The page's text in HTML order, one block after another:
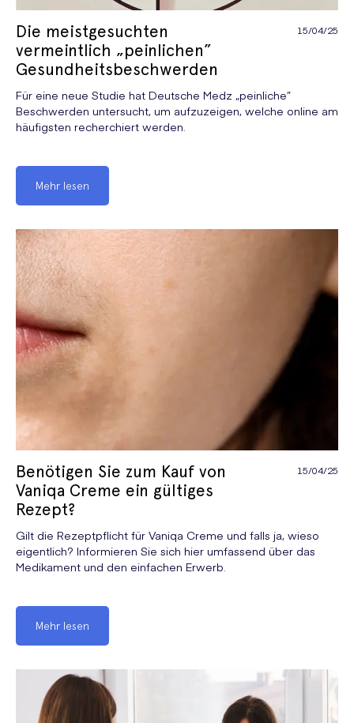
Die meistgesuchten
vermeintlich „peinlichen”
Gesundheitsbeschwerden
15/04/25
Für eine neue Studie hat Deutsche Medz „peinliche”
Beschwerden untersucht, um aufzuzeigen, welche online am
häufigsten recherchiert werden.
Mehr lesen
Benötigen Sie zum Kauf von
Vaniqa Creme ein gültiges
Rezept?
15/04/25
Gilt die Rezeptpflicht für Vaniqa Creme und falls ja, wieso
eigentlich? Informieren Sie sich hier umfassend über das
Medikament und den einfachen Erwerb.
Mehr lesen